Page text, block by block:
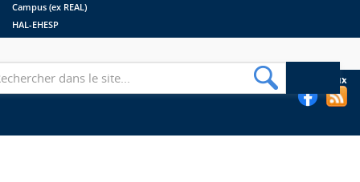
Campus (ex REAL)
HAL-EHESP
Suivez les bibliothèques de l'EHESP sur les réseaux sociaux